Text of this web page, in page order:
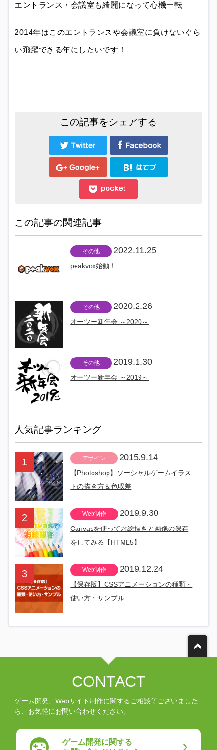
エントランス・会議室も綺麗になって心機一転！
2014年はこのエントランスや会議室に負けないぐら
い飛躍できる年にしたいです！
この記事をシェアする
この記事の関連記事
その他 2022.11.25
peakvox始動！
その他 2020.2.26
オーツー新年会 ～2020～
その他 2019.1.30
オーツー新年会 ～2019～
人気記事ランキング
デザイン 2015.9.14
【Photoshop】ソーシャルゲームイラス
トの描き方＆色収差
Web制作 2019.9.30
Canvasを使ってお絵描きと画像の保存
をしてみる【HTML5】
Web制作 2019.12.24
【保存版】CSSアニメーションの種類・
使い方・サンプル
CONTACT
ゲーム開発、Webサイト制作に関するご相談等ございました
ら、お気軽にお問い合わせください。
ゲーム開発に関する